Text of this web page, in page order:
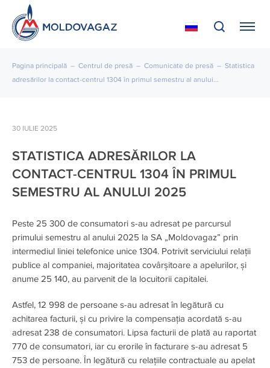
Pagina principală – Centrul de presă – Comunicate de presă – Statistica
adresărilor la contact-centrul 1304 în primul semestru al anului...
30 IULIE 2025
STATISTICA ADRESĂRILOR LA
CONTACT-CENTRUL 1304 ÎN PRIMUL
SEMESTRU AL ANULUI 2025
Peste 25 300 de consumatori s-au adresat pe parcursul
primului semestru al anului 2025 la SA „Moldovagaz” prin
intermediul liniei telefonice unice 1304. Potrivit serviciului relații
publice al companiei, majoritatea covârșitoare a apelurilor, și
anume 25 140, au parvenit de la locuitorii capitalei.
Astfel, 12 998 de persoane s-au adresat în legătură cu
achitarea facturii, și cu privire la compensația acordată s-au
adresat 238 de consumatori. Lipsa facturii de plată au raportat
770 de consumatori, iar cu erorile în facturare s-au adresat 5
753 de persoane. În legătură cu relațiile contractuale au apelat